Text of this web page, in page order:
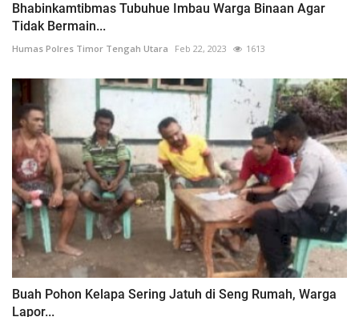
Bhabinkamtibmas Tubuhue Imbau Warga Binaan Agar
Tidak Bermain...
Humas Polres Timor Tengah Utara Feb 22, 2023 1613
Buah Pohon Kelapa Sering Jatuh di Seng Rumah, Warga
Lapor...